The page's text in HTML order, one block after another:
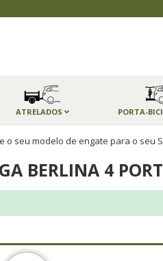
ATRELADOS PORTA-
o seu modelo de engate para o seu
BERLINA 4